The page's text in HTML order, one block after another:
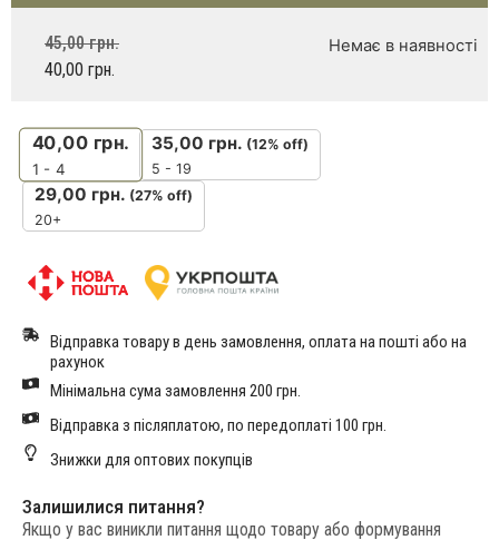
45,00грн.
40,00 грн.
Немає в наявності
40,00 грн.
1 - 4
35,00 грн. (12% off)
5 - 19
29,00 грн. (27% off)
20+
Відправка товару в день замовлення, оплата на пошті або на
рахунок
Мінімальна сума замовлення 200 грн.
Відправка з післяплатою, по передоплаті 100 грн.
Знижки для оптових покупців
Залишилися питання?
Якщо у вас виникли питання щодо товару або формування